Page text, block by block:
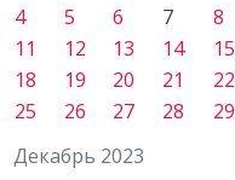
Декабрь 2023
4
5 6 7 8
11
12 13 14 15
18
19 20 21 22
25
26 27 28 29